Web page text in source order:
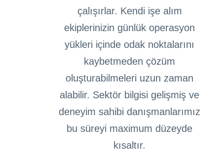
çalışırlar. Kendi işe alım
ekiplerinizin günlük operasyon
yükleri içinde odak noktalarını
kaybetmeden çözüm
oluşturabilmeleri uzun zaman
alabilir. Sektör bilgisi gelişmiş ve
deneyim sahibi danışmanlarımız
bu süreyi maximum düzeyde
kısaltır.